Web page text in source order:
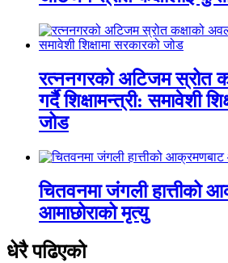
रत्ननगरको अटिजम स्रोत
गर्दै शिक्षामन्त्री: समावेशी
जोड
चितवनमा जंगली हात्तीको
आमाछोराको मृत्यु
धेरै पढिएको